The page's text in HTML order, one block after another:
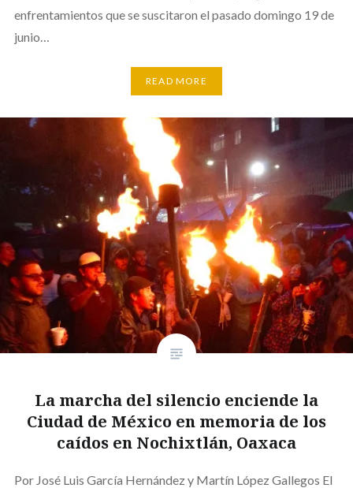
enfrentamientos que se suscitaron el pasado domingo 19 de
junio…
READ MORE
La marcha del silencio enciende la
Ciudad de México en memoria de los
caídos en Nochixtlán, Oaxaca
Por José Luis García Hernández y Martín López Gallegos El